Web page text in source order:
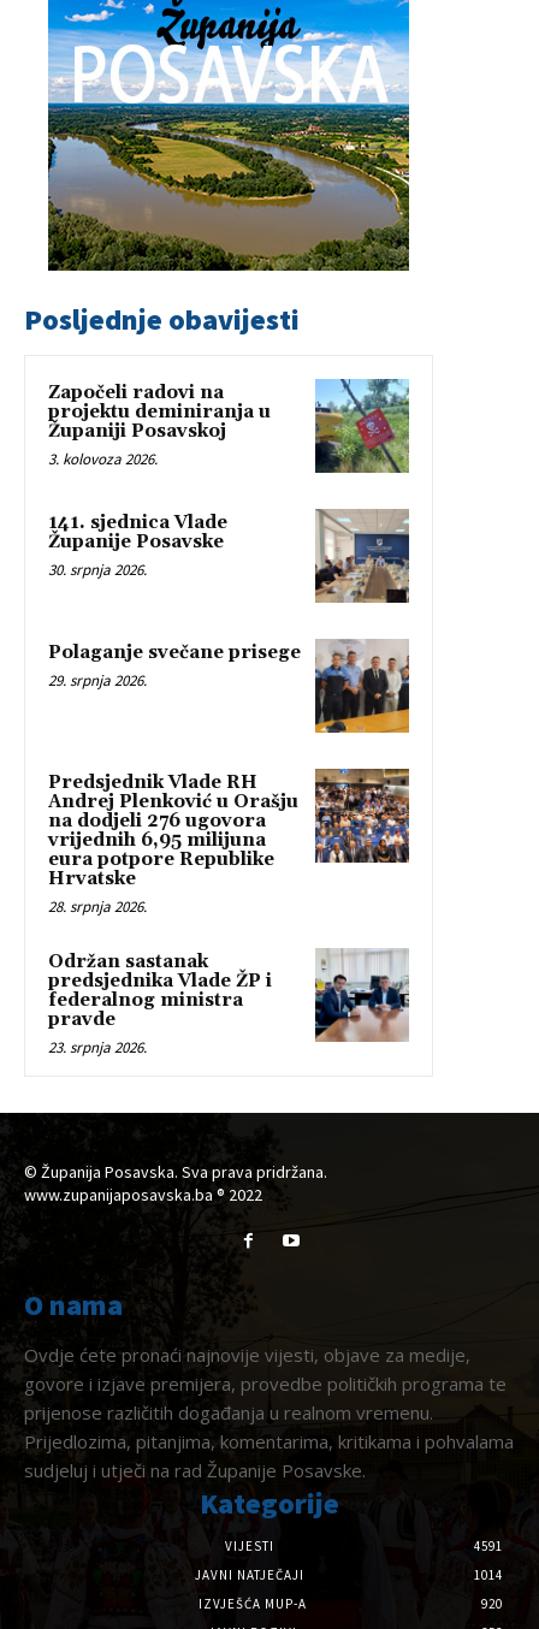
Posljednje obavijesti
Započeli radovi na
projektu deminiranja u
Županiji Posavskoj
3. kolovoza 2026.
141. sjednica Vlade
Županije Posavske
30. srpnja 2026.
Polaganje svečane prisege
29. srpnja 2026.
Predsjednik Vlade RH
Andrej Plenković u Orašju
na dodjeli 276 ugovora
vrijednih 6,95 milijuna
eura potpore Republike
Hrvatske
28. srpnja 2026.
Održan sastanak
predsjednika Vlade ŽP i
federalnog ministra
pravde
23. srpnja 2026.
© Županija Posavska. Sva prava pridržana.
www.zupanijaposavska.ba ® 2022
O nama
Ovdje ćete pronaći najnovije vijesti, objave za medije,
govore i izjave premijera, provedbe političkih programa te
prijenose različitih događanja u realnom vremenu.
Prijedlozima, pitanjima, komentarima, kritikama i pohvalama
sudjeluj i utječi na rad Županije Posavske.
Kategorije
VIJESTI
4591
JAVNI NATJEČAJI
1014
IZVJEŠĆA MUP-A
920